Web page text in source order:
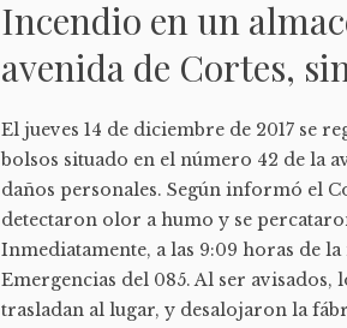
Incendio en un
avenida de Cortes,
El jueves 14 de diciembre de 2017 se
bolsos situado en el número 42 de la
daños personales. Según informó el
detectaron olor a humo y se
Inmediatamente, a las 9:09 horas de
Emergencias del 085. Al ser
trasladan al lugar, y desalojaron la